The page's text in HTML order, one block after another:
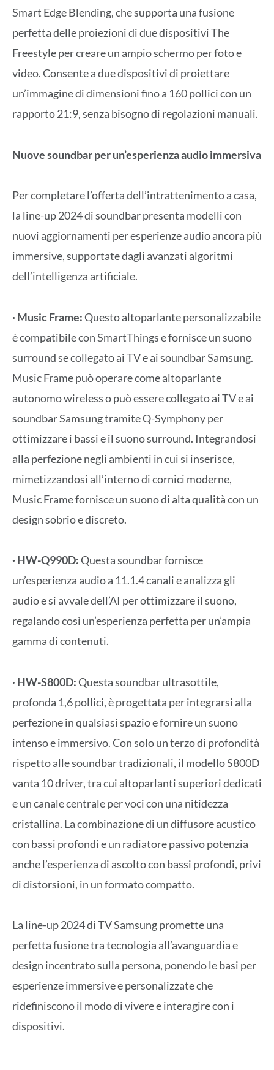
Smart Edge Blending, che supporta una fusione
perfetta delle proiezioni di due dispositivi The
Freestyle per creare un ampio schermo per foto e
video. Consente a due dispositivi di proiettare
un’immagine di dimensioni fino a 160 pollici con un
rapporto 21:9, senza bisogno di regolazioni manuali.
Nuove soundbar per un’esperienza audio immersiva
Per completare l’offerta dell’intrattenimento a casa,
la line-up 2024 di soundbar presenta modelli con
nuovi aggiornamenti per esperienze audio ancora più
immersive, supportate dagli avanzati algoritmi
dell’intelligenza artificiale.
· Music Frame:Questo altoparlante personalizzabile
è compatibile con SmartThings e fornisce un suono
surround se collegato ai TV e ai soundbar Samsung.
Music Frame può operare come altoparlante
autonomo wireless o può essere collegato ai TV e ai
soundbar Samsung tramite Q-Symphony per
ottimizzare i bassi e il suono surround. Integrandosi
alla perfezione negli ambienti in cui si inserisce,
mimetizzandosi all’interno di cornici moderne,
Music Frame fornisce un suono di alta qualità con un
design sobrio e discreto.
· HW-Q990D:Questa soundbar fornisce
un’esperienza audio a 11.1.4 canali e analizza gli
audio e si avvale dell’AI per ottimizzare il suono,
regalando così un’esperienza perfetta per un’ampia
gamma di contenuti.
· HW-S800D:Questa soundbar ultrasottile,
profonda 1,6 pollici, è progettata per integrarsi alla
perfezione in qualsiasi spazio e fornire un suono
intenso e immersivo. Con solo un terzo di profondità
rispetto alle soundbar tradizionali, il modello S800D
vanta 10 driver, tra cui altoparlanti superiori dedicati
e un canale centrale per voci con una nitidezza
cristallina. La combinazione di un diffusore acustico
con bassi profondi e un radiatore passivo potenzia
anche l’esperienza di ascolto con bassi profondi, privi
di distorsioni, in un formato compatto.
La line-up 2024 di TV Samsung promette una
perfetta fusione tra tecnologia all’avanguardia e
design incentrato sulla persona, ponendo le basi per
esperienze immersive e personalizzate che
ridefiniscono il modo di vivere e interagire con i
dispositivi.